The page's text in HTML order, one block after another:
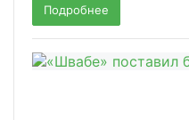
Подробнее